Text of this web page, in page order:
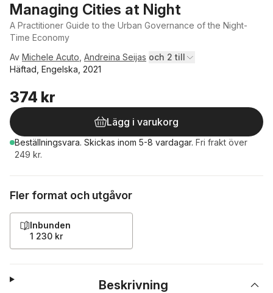
Managing Cities at Night
A Practitioner Guide to the Urban Governance of the Night-
Time Economy
Av Michele Acuto Andreina Seijas och 2 till
Häftad, Engelska, 2021
374 kr
Lägg i varukorg
Beställningsvara. Skickas inom 5-8 vardagar. Fri frakt över
249 kr.
Fler format och utgåvor
Inbunden
1 230 kr
Beskrivning